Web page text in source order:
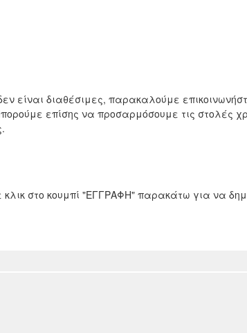
είναι διαθέσιμες, παρακαλούμε
επίσης να προσαρμόσουμε τις
κλικ στο κουμπί "ΕΓΓΡΑΦΗ" παρακάτω για να